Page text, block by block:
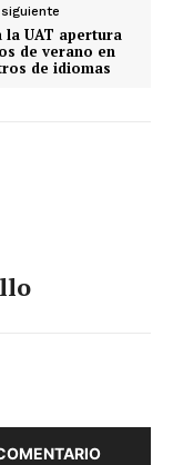
la UAT apertura
de verano en
de idiomas